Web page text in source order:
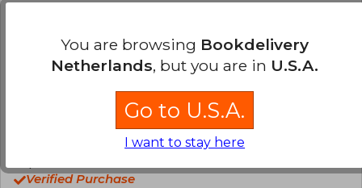
Translate to english
Juan Bautista Salera
Wednesday, June
Verified Purchase
You are browsing Bookdelivery
Netherlands, but you are in U.S.A.
Go to U.S.A.
I want to stay here